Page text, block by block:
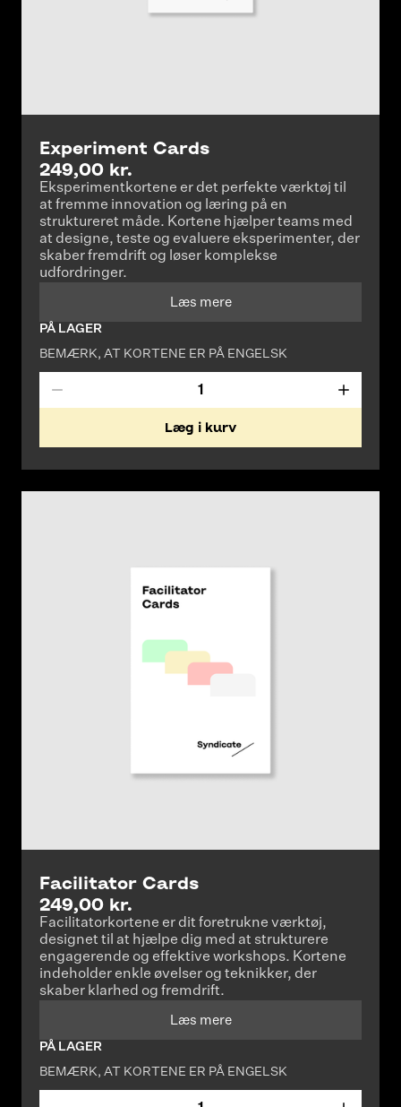
Experiment Cards
249,00 kr.
Eksperimentkortene er det perfekte værktøj til
at fremme innovation og læring på en
struktureret måde. Kortene hjælper teams med
at designe, teste og evaluere eksperimenter, der
skaber fremdrift og løser komplekse
udfordringer.
Læs mere
PÅ LAGER
BEMÆRK, AT KORTENE ER PÅ ENGELSK
Læg i kurv
Facilitator Cards
249,00 kr.
Facilitatorkortene er dit foretrukne værktøj,
designet til at hjælpe dig med at strukturere
engagerende og effektive workshops. Kortene
indeholder enkle øvelser og teknikker, der
skaber klarhed og fremdrift.
Læs mere
PÅ LAGER
BEMÆRK, AT KORTENE ER PÅ ENGELSK